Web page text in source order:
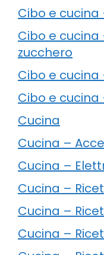
Cibo e
Cibo e cucina
zucchero
Cibo e
Cibo e
Cucina
Cucina –
Cucina –
Cucina –
Cucina –
Cucina –